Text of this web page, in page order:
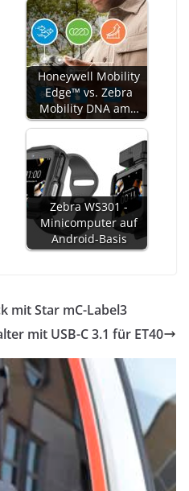
Honeywell Mobility
Edge™ vs. Zebra
Mobility DNA am…
Zebra WS301 -
Minicomputer auf
Android-Basis
mit Star mC-Label3
mit USB-C 3.1 für ET40